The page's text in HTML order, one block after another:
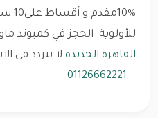
10%مقدم و أقساط على10 سنوات
للأولوية الحجز في كمبوند
القاهرة الجديدة لا تتردد في
-
01126662221